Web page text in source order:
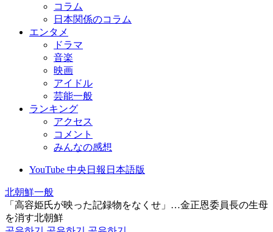
コラム
日本関係のコラム
エンタメ
ドラマ
音楽
映画
アイドル
芸能一般
ランキング
アクセス
コメント
みんなの感想
YouTube 中央日報日本語版
北朝鮮一般
「高容姫氏が映った記録物をなくせ」…金正恩委員長の生母
を消す北朝鮮